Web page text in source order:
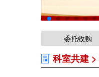
委托收购
科室共建 >